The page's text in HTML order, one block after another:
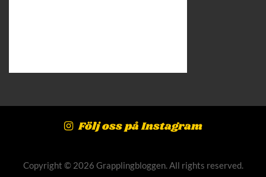
Följ oss på Instagram
Copyright © 2026 Grapplingbloggen. All rights reserved.